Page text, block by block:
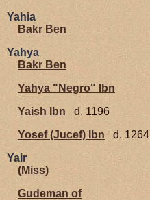
Yahia
Bakr Ben
Yahya
Bakr Ben
Yahya "Negro" Ibn
Yaish Ibn
d. 1196
Yosef (Jucef) Ibn
d. 1264
Yair
(Miss)
Gudeman of